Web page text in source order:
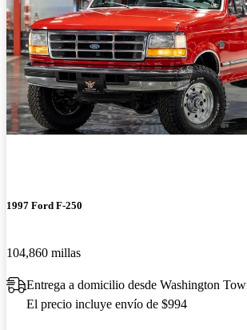
1997 Ford F-250
104,860 millas
Entrega a domicilio desde Washington
El precio incluye envío de $994